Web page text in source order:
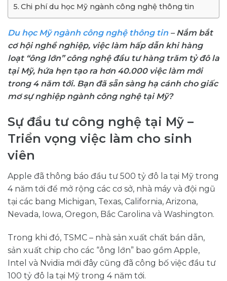
Chi phí du học Mỹ ngành công nghệ thông tin
Du học Mỹ ngành công nghệ thông tin – Nắm bắt
cơ hội nghề nghiệp, việc làm hấp dẫn khi hàng
loạt “ông lớn” công nghệ đầu tư hàng trăm tỷ đô la
tại Mỹ, hứa hẹn tạo ra hơn 40.000 việc làm mới
trong 4 năm tới. Bạn đã sẵn sàng hạ cánh cho giấc
mơ sự nghiệp ngành công nghệ tại Mỹ?
Sự đầu tư công nghệ tại Mỹ –
Triển vọng việc làm cho sinh
viên
Apple đã thông báo đầu tư 500 tỷ đô la tại Mỹ trong
4 năm tới để mở rộng các cơ sở, nhà máy và đội ngũ
tại các bang Michigan, Texas, California, Arizona,
Nevada, Iowa, Oregon, Bắc Carolina và Washington.
Trong khi đó, TSMC – nhà sản xuất chất bán dẫn,
sản xuất chip cho các “ông lớn” bao gồm Apple,
Intel và Nvidia mới đây cũng đã công bố việc đầu tư
100 tỷ đô la tại Mỹ trong 4 năm tới.